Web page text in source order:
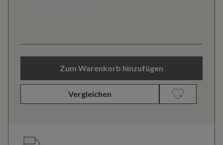
Zum Warenkorb hinzufügen
Vergleichen